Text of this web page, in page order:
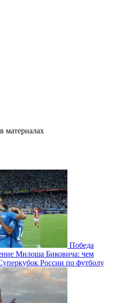
материалах
Победа
Милоша Биковича: чем
России по футболу